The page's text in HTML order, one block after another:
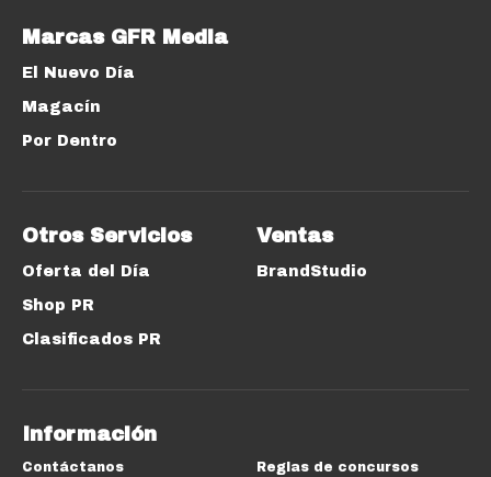
Marcas GFR Media
El Nuevo Día
Magacín
Por Dentro
Otros Servicios
Oferta del Día
Shop PR
Clasificados PR
Ventas
BrandStudio
Información
Contáctanos Reglas de concursos